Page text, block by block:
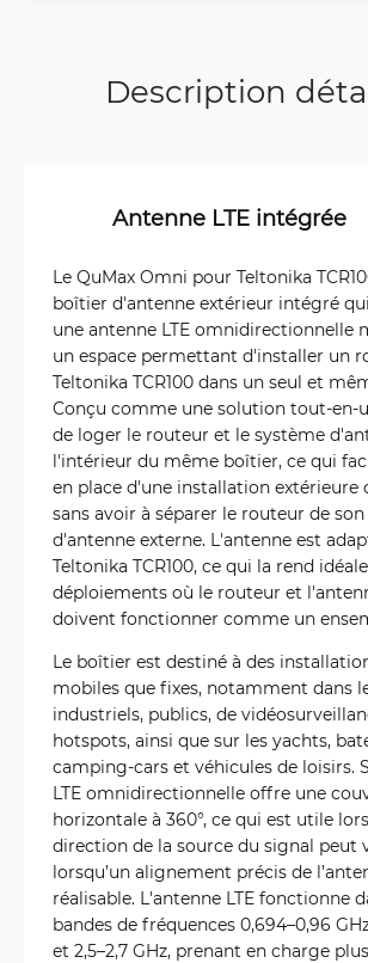
Description
Antenne LTE intégrée
Le QuMax Omni pour Teltonika
boîtier d'antenne extérieur intégré
une antenne LTE omnidirectionnelle
un espace permettant d'installer un
Teltonika TCR100 dans un seul et
Conçu comme une solution tout-en-
de loger le routeur et le système
l'intérieur du même boîtier, ce qui
en place d'une installation extérieure
sans avoir à séparer le routeur de
d'antenne externe. L'antenne est
Teltonika TCR100, ce qui la rend
déploiements où le routeur et
doivent fonctionner comme un
Le boîtier est destiné à des
mobiles que fixes, notamment dans
industriels, publics, de
hotspots, ainsi que sur les yachts,
camping-cars et véhicules de loisirs.
LTE omnidirectionnelle offre une
horizontale à 360°, ce qui est utile
direction de la source du signal peut
lorsqu’un alignement précis de
réalisable. L'antenne LTE fonctionne
bandes de fréquences 0,694–0,96
et 2,5–2,7 GHz, prenant en charge